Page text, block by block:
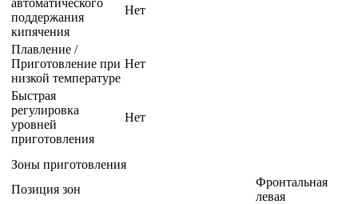
поддержания
кипячения
Нет
Плавление /
Приготовление при
низкой температуре
Нет
Быстрая
регулировка
уровней
приготовления
Нет
Зоны приготовления
Позиция зон
Фронтальная
левая